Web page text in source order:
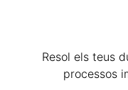
Resol els teus
processos